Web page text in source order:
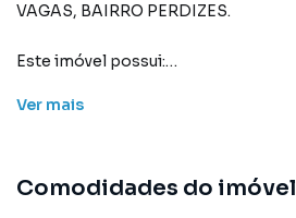
VAGAS, BAIRRO PERDIZES.
Este imóvel possui:
- 1 Suíte com varanda, Closet e Hidro
- Lavabo
Ver mais
Comodidades do imóvel